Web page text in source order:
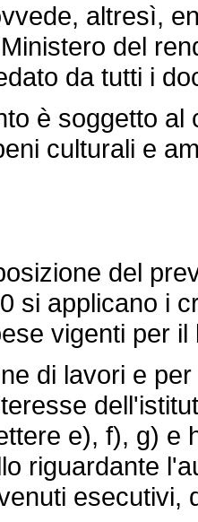
altresì,
del
da tutti i
è soggetto al
culturali e
del
si applicano i
vigenti per
di lavori e per
e), f), g) e
riguardante
esecutivi,